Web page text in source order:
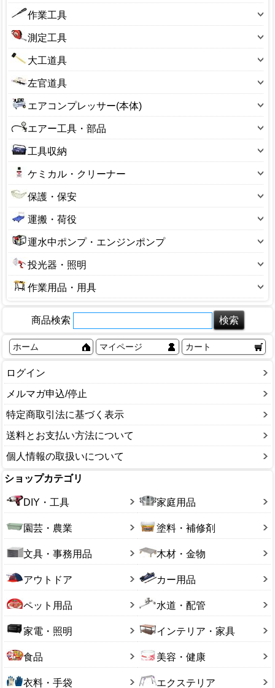
切削・研磨工具
切断工具
清掃機器
熱工具
発電機
溶接機器
撹拌機
部品(電動工具)
充電器
その他
ドリルパーツ
切削・研磨パーツ
切断パーツ
アダプター・部品
ミニルーター用先端パーツ
先端工具（サンフレックス）
先端工具（プロクソン）
その他
作業工具
スパナ
ドライバー
ペンチ・プライヤ・ニッパー
レンチ
穴あけ具・ドリル類
圧着工具
切削・研磨工具
切断工具
固定工具
締付工具
引き抜き工具
工具セット
その他
測定工具
曲尺・直尺・ノギス
ハカリ・マグネット
マーキング
温度計
巻尺・コンベ
光学式測定器
水平器
製図用具
測量・レーザー
その他
大工道具
鋸（ノコギリ）
斧（オノ）
金槌・バール
スクレーパー・ヘラ
ノミ・彫刻刀・カンナ
ハサミ・ナイフ・カッター
ハンマー・ポンチ
穴あけ具・ドリル類
毛引
その他
左官道具
鏝(こて)
タフ舟・バケツ
ふるい(左官)
スポンジ・ブラシ
ヒーター
その他
エアコンプレッサー(本体)
オイル式
オイルフリー
静音
エンジン式
ベルト式
ホビー用
メーカー:シンセイ
メーカー:高儀EarthMan
メーカー:SK11
メーカー:KNO(KENOH)
メーカー:ナカトミ
メーカー:アネスト岩田
メーカー:RYOBI
メーカー:山善
メーカー:MAX
エアー工具・部品
サブタンク
エアー工具
エアパーツ
エア配管
エアダスター
エアホース
カップリング・カプラー
エアホースドラム
圧力計
エアータッカー・ステープル打機
ステープル針
フィニッシュネイラ
フィニッシュネイル
ピンネイル・ピンネイラ
エアツールセット
ロール釘
エアーインパクトレンチ
スプレーガン(塗装)
工具収納
工具箱
工具袋
パーツケース
コンテナ
バスケット
収納小物
ツールワゴン・キャビネット
大型ボックス
ケミカル・クリーナー
オイル
グリース
シリコンスプレー
パーツクリーナー
その他スプレー(ケミカル)
保護・保安
ヘルメット
ゴーグル・メガネ
マスク・フィルター
ステッカー・腕章・反射ベスト
すべり止めマット
セーフティコード
フェンス
ミラー・ポール
安全ストッパー
安全帯
耳栓
カラーコーン・バリケード
保護衣料
その他
運搬・荷役
台車
平台車
滑車
荷締め機
アイフック
ウインチ・Cブロック
ウインチ・ホイスト
スリングベルト
チェーンブロック
ハンドリフト・パレット
運水中ポンプ・エンジンポンプ
水中ポンプ・エンジンポンプ
投光器・照明
投光器
センサーライト
フラッシュライト
延長コード
空リール
作業灯
替球
電工ドラム
作業用品・用具
容器
ウエス・ペーパー
カラビナ
ビッドホルダー
現場・作業用品
その他
商品検索
ホーム マイページ カート
ログイン
メルマガ申込/停止
特定商取引法に基づく表示
送料とお支払い方法について
個人情報の取扱いについて
ショップカテゴリ
DIY・工具 家庭用品
園芸・農業 塗料・補修剤
文具・事務用品 木材・金物
アウトドア カー用品
ペット用品 水道・配管
家電・照明 インテリア・家具
食品 美容・健康
衣料・手袋 エクステリア